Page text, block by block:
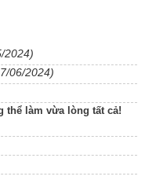
2024)
06/2024)
thể làm vừa lòng tất cả!